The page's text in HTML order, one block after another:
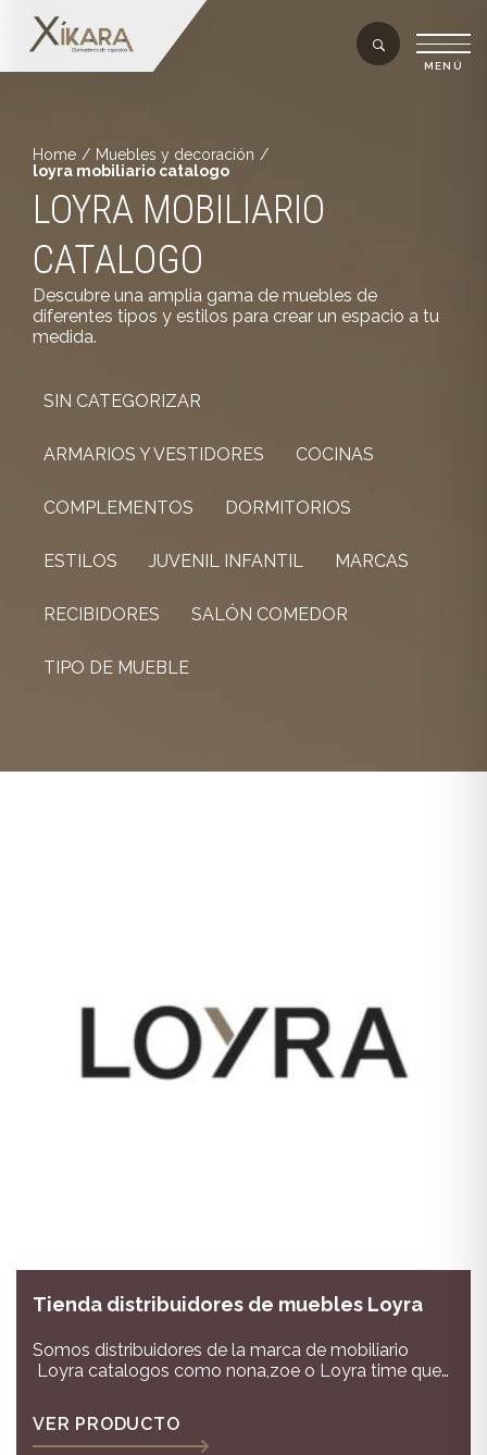
Home / Muebles y decoración /
loyra mobiliario catalogo
LOYRA MOBILIARIO
CATALOGO
Descubre una amplia gama de muebles de
diferentes tipos y estilos para crear un espacio a tu
medida.
SIN CATEGORIZAR
ARMARIOS Y VESTIDORES COCINAS
COMPLEMENTOS DORMITORIOS
ESTILOS JUVENIL INFANTIL MARCAS
RECIBIDORES SALÓN COMEDOR
TIPO DE MUEBLE
Tienda distribuidores de muebles Loyra
Somos distribuidores de la marca de mobiliario
Loyra catalogos como nona,zoe o Loyra time que
VER PRODUCTO